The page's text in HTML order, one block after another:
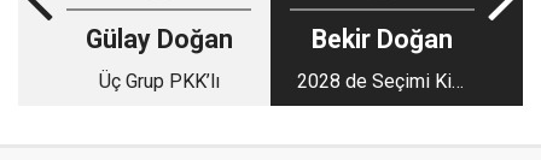
Gülay Doğan
Üç Grup PKK’lı
Bekir Doğan
2028 de Seçimi Kim
Kazanır ?